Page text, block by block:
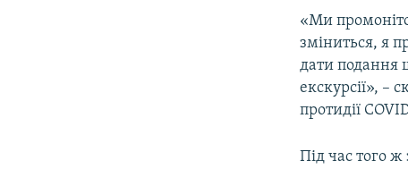
«Ми
зміниться, я
дати подання
екскурсії», –
протидії
Під час того ж